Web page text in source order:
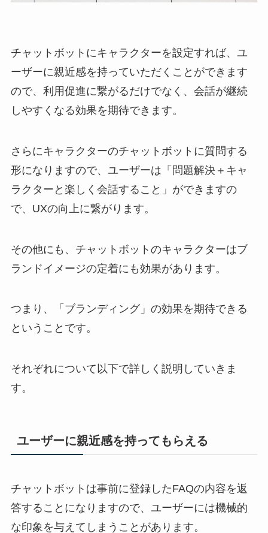
チャットボットにキャラクターを設定すれば、ユ
ーザーに親近感を持っていただくことができます
ので、利用促進に繋がるだけでなく、会話が継続
しやすくなる効果を期待できます。
さらにキャラクターのチャットボットに質問する
形になりますので、ユーザーは「問題解決＋キャ
ラクターと楽しく会話すること」ができますの
で、 UXの向上に繋がります。
その他にも、チャットボットのキャラクターはブ
ランドイメージの定着にも効果があります。
つまり、「ブランディング」の効果を期待できる
ということです。
それぞれについて以下で詳しく説明していきま
す。
ユーザーに親近感を持ってもらえる
チャットボットは事前に登録したFAQの内容を返
答することになりますので、ユーザーには機械的
な印象を与えてしまうことがあります。